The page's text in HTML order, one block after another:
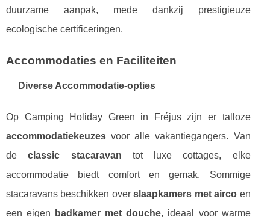
duurzame aanpak, mede dankzij prestigieuze
ecologische certificeringen.
Accommodaties en Faciliteiten
Diverse Accommodatie-opties
Op Camping Holiday Green in Fréjus zijn er talloze
accommodatiekeuzes voor alle vakantiegangers. Van
declassic stacaravan tot luxe cottages, elke
accommodatie biedt comfort en gemak. Sommige
stacaravans beschikken overslaapkamers met airco en
een eigen
badkamer met douche, ideaal voor warme